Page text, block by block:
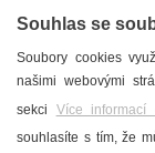
Souhlas se
Soubory cookies
našimi webovými
sekci Více informací
souhlasíte s tím, že